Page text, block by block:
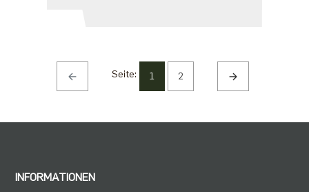
Seite: 1 2
INFORMATIONEN